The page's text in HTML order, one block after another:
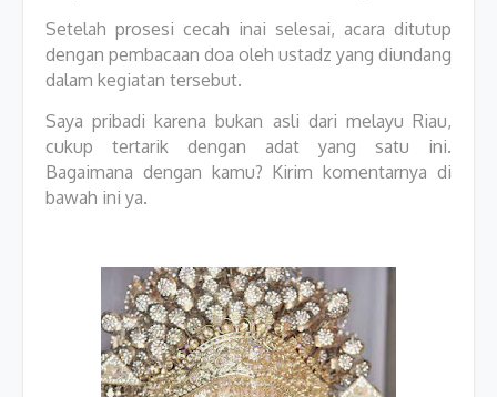
Setelah prosesi cecah inai selesai, acara ditutup
dengan pembacaan doa oleh ustadz yang diundang
dalam kegiatan tersebut.
Saya pribadi karena bukan asli dari melayu Riau,
cukup tertarik dengan adat yang satu ini.
Bagaimana dengan kamu? Kirim komentarnya di
bawah ini ya.